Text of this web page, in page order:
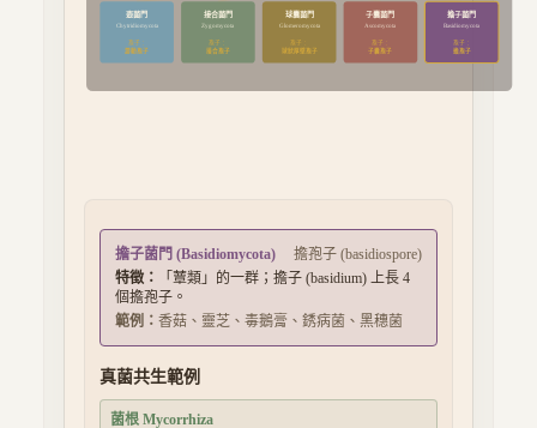
壺菌門
Chytridiomycota
孢子：
游動孢子
接合菌門
Zygomycota
孢子：
接合孢子
球囊菌門
Glomeromycota
孢子：
球狀厚壁孢子
子囊菌門
Ascomycota
孢子：
子囊孢子
擔子菌門
Basidiomycota
孢子：
擔孢子
擔子菌門 (Basidiomycota)
擔孢子 (basidiospore)
特徵：
「蕈類」的一群；擔子 (basidium) 上長 4
個擔孢子。
範例： 香菇、靈芝、毒鵝膏、銹病菌、黑穗菌
真菌共生範例
菌根 Mycorrhiza